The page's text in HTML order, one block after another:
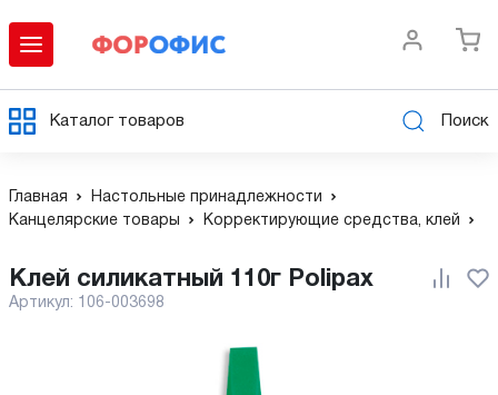
Каталог товаров Поиск
Главная
Настольные принадлежности
Канцелярские товары
Корректирующие средства, клей
Клей силикатный 110г Polipax
Артикул: 106-003698